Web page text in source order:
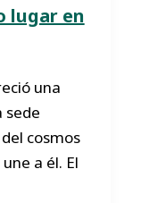
lugar en
una
sede
cosmos
a él. El